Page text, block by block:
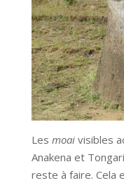
Les moaivisibles
Anakena et
reste à faire. Cela